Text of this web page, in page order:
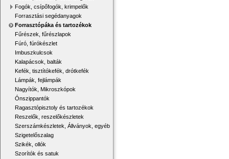
Fogók, csípőfogók, krimpelők
Forrasztási segédanyagok
Forrasztópáka és tartozékok
Fűrészek, fűrészlapok
Fúró, fúrókészlet
Imbuszkulcsok
Kalapácsok, balták
Kefék, tisztítókefék, drótkefék
Lámpák, fejlámpák
Nagyítók, Mikroszkópok
Ónszippantók
Ragasztópisztoly és tartozékok
Reszelők, reszelőkészletek
Szerszámkészletek, Állványok, egyéb
Szigetelőszalag
Szikék, ollók
Szorítók és satuk